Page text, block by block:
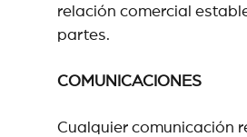
relación comercial
partes.
COMUNICACIONES
Cualquier comunicación